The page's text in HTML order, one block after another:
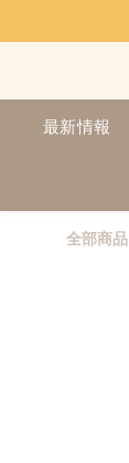
最新情報
全部商品